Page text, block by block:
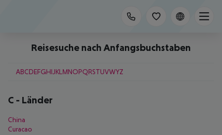
Reisesuche nach Anfangsbuchstaben
ABCDEFGHIJKL MNOPQRSTUVWYZ
C - Länder
China
Curacao